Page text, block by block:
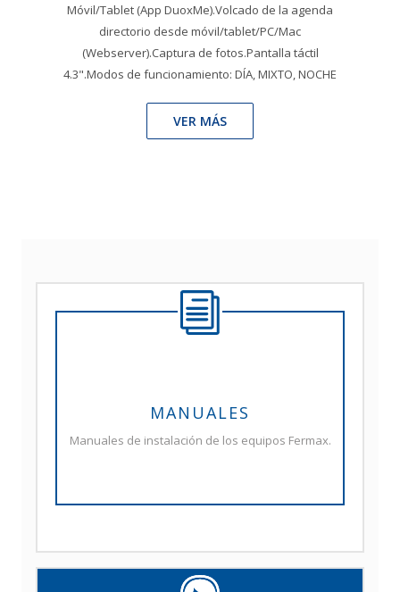
Móvil/Tablet (App DuoxMe).Volcado de la agenda
directorio desde móvil/tablet/PC/Mac
(Webserver).Captura de fotos.Pantalla táctil
4.3".Modos de funcionamiento: DÍA, MIXTO, NOCHE
VER MÁS
MANUALES
Manuales de instalación de los equipos Fermax.